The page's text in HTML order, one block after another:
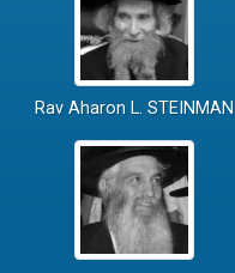
Rav Aharon L. STEINMAN